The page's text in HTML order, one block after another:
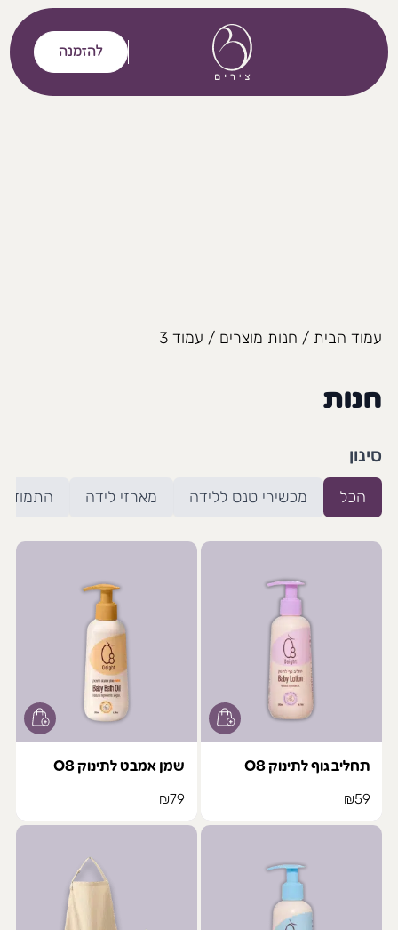
לדלג לתוכן
להזמנה
עמוד הבית / חנות מוצרים / עמוד 3
חנות
סינון
הכל מכשירי טנס ללידה מארזי לידה
תחליב גוף לתינוק O8
₪59
שמן אמבט לתינוק O8
₪79